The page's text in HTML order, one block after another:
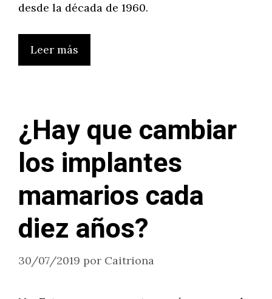
desde la década de 1960.
Leer más
¿Hay que cambiar
los implantes
mamarios cada
diez años?
30/07/2019 por Caitriona